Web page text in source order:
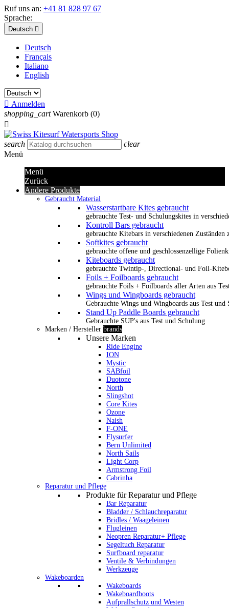
Ruf uns an: +41 81 828 97 67
Sprache:
Deutsch 
Deutsch
Français
Italiano
English
 Anmelden
shopping_cart Warenkorb (0)

search
clear
Menü
Menü
Zurück
Andere Produkte
Gebraucht Material
Wasserstartbare Kites gebraucht
gebrauchte Test- und Schulungskites in
Kontroll Bars gebraucht
gebrauchte Kitebars in verschiedenen Zuständen
Softkites gebraucht
gebrauchte offene und geschlossenzellige
Kiteboards gebraucht
gebrauchte Twintip-, Directional- und Foil-
Foils + Foilboards gebraucht
gebrauchte Foils + Foilboards aller Arten aus
Wings und Wingboards gebraucht
Gebrauchte Wings und Wingboards aus Test und
Stand Up Paddle Boards gebraucht
Gebrauchte SUP's aus Test und Schulung
Marken / Hersteller brands
Unsere Marken
Ride Engine
ION
Mystic
SABfoil
Duotone
North
Slingshot
Core Kites
Ozone
Naish
F-ONE
Flysurfer
Bern Unlimited
North Sails
Light Corp
Armstrong Foil
Cabrinha
Reparatur und Pflege
Produkte für Reparatur und Pflege
Bar Reparatur
Bladder / Schlauchreparatur
Bridles / Waageleinen
Flugleinen
Neopren Reparatur+ Pflege
Segeltuch Reparatur
Surfboard reparatur
Ventile & Verbindungen
Werkzeuge
Wakeboarden
Wakeboards
Wakeboardboots
Aufprallschutz und Westen